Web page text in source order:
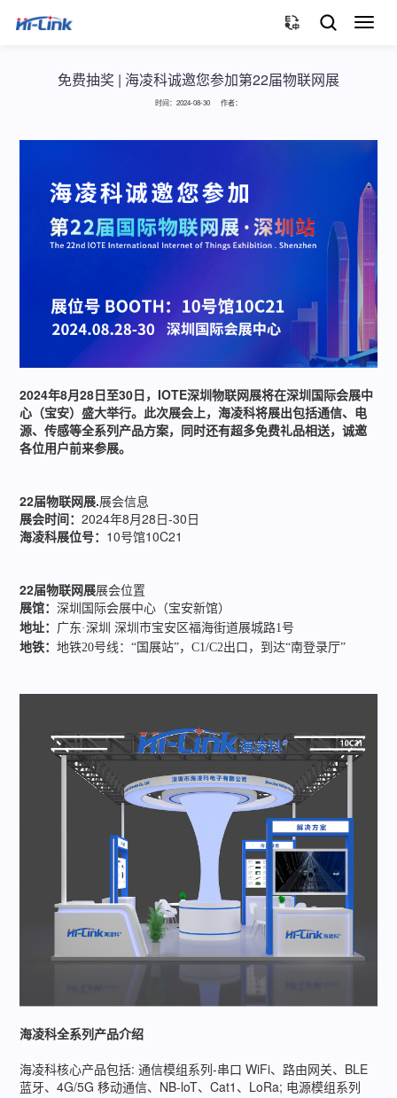
切
免费抽奖 | 海凌科诚邀您参加第22届物联网展
时间：2024-08-30 作者：
2024年8月28日至30日，IOTE深圳物联网展将在深圳国际会展中
心（宝安）盛大举行。此次展会上，海凌科将展出包括通信、电
源、传感等全系列产品方案，同时还有超多免费礼品相送，诚邀
各位用户前来参展。
22届物联网展.展会信息
展会时间：2024年8月28日-30日
海凌科展位号： 10号馆10C21
22届物联网展展会位置
展馆：深圳国际会展中心（宝安新馆）
地址： 广东·深圳 深圳市宝安区福海街道展城路1号
地铁：地铁20号线：“国展站”，C1/C2出口，到达“南登录厅”
海凌科全系列产品介绍
海凌科核心产品包括: 通信模组系列-串口 WiFi、路由网关、BLE
蓝牙、4G/5G 移动通信、NB-loT、Cat1、LoRa; 电源模组系列